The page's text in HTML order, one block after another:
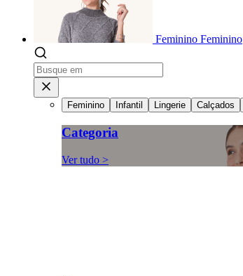
Feminino Feminino
Feminino Infantil Lingerie Calçados
Categoria
Ver tudo >